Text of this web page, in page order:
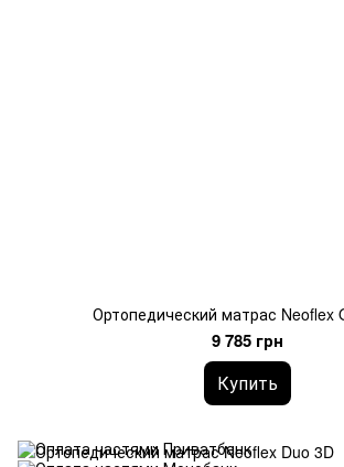
Ортопедический матрас Neoflex
9 785 грн
Купить